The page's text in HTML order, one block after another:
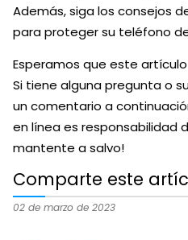
02 de marzo de 2023
Además, siga los consejos
para proteger su teléfono
Esperamos que este
Si tiene alguna pregunta o
un comentario a
en línea es responsabilidad
mantente a salvo!
Comparte este